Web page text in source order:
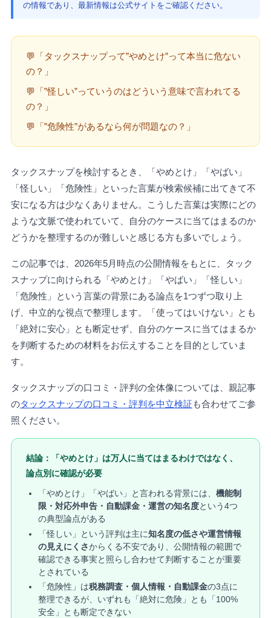
の情報であり、最新情報は公式サイトをご確認ください。
💬「タックスナップって”やめとけ”って本当に危ない
の？」
💬「”怪しい”っていうのはどういう意味で言われてる
の？」
💬「”危険性”があるなら何が問題なの？」
タックスナップを検討するとき、「やめとけ」「やばい」
「怪しい」「危険性」といった言葉が検索候補に出てきて不
安になる方は少なくありません。こうした言葉は実際にどの
ような文脈で使われていて、自分のケースに当てはまるのか
どうかを整理するのが難しいと感じる方も多いでしょう。
この記事では、2026年5月時点の公開情報をもとに、タック
スナップに向けられる「やめとけ」「やばい」「怪しい」
「危険性」という言葉の背景にある論点を1つずつ取り上
げ、中立的な視点で整理します。「使ってはいけない」とも
「絶対に安心」とも断定せず、自分のケースに当てはまるか
を判断するための材料をお伝えすることを目的としていま
す。
タックスナップの口コミ・評判の全体像については、親記事
のタックスナップの口コミ・評判を中立検証 も合わせてご参
照ください。
結論：「やめとけ」は万人に当てはまるわけではなく、
論点別に確認が必要
「やめとけ」「やばい」と言われる背景には、 機能制
限・対応外申告・自動課金・運営の知名度という4つ
の典型論点がある
「怪しい」という評判は主に知名度の低さや運営情報
の見えにくさからくる不安であり、公開情報の範囲で
確認できる事実と照らし合わせて判断することが重要
とされている
「危険性」は税務調査・個人情報・自動課金の3点に
整理できるが、いずれも「絶対に危険」とも「100%
安全」とも断定できない